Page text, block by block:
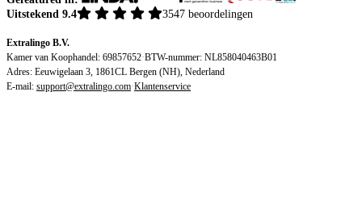
Uitstekend 9.4
3547 beoordelingen
Extralingo B.V.
Kamer van Koophandel: 69857652·BTW-nummer: NL858040463B01
Adres: Eeuwigelaan 3, 1861CL Bergen (NH), Nederland
E-mail: support@extralingo.com·Klantenservice